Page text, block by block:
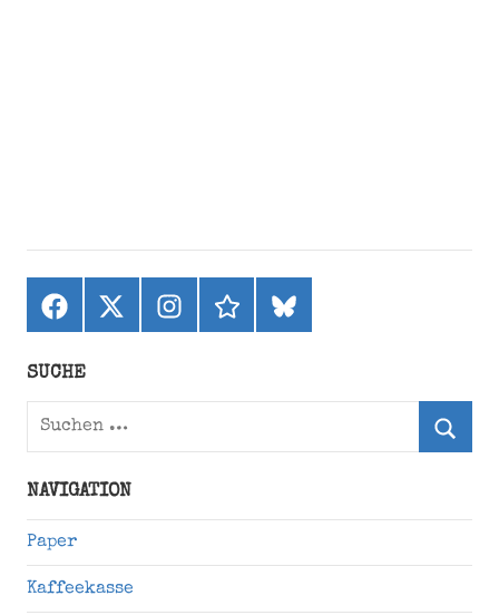
Facebook
X
(ehemals
Instagramthreadsbluesky
SUCHE
Suchen
NAVIGATION
Paper
Kaffeekasse